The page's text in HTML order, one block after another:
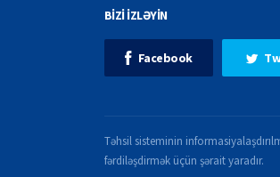
BİZİ İZLƏYİN
Facebook
Təhsil sisteminin
fərdiləşdirmək üçün şərait yaradır.